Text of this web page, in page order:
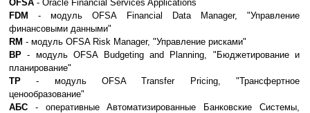
OFSA - Oracle Financial Services Applications
FDM - модуль OFSA Financial Data Manager, "Управление
финансовыми данными"
RM - модуль OFSA Risk Manager, "Управление рисками"
BP - модуль OFSA Budgeting and Planning, "Бюджетирование и
планирование"
TP - модуль OFSA Transfer Pricing, "Трансфертное
ценообразование"
АБС - оперативные Автоматизированные Банковские Системы,